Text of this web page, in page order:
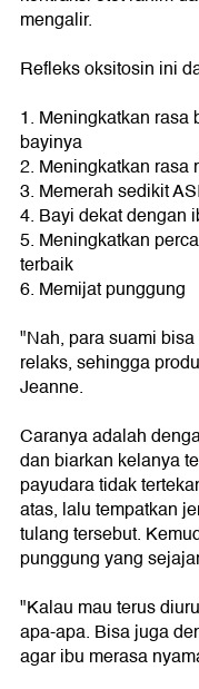
mengalir.
Refleks oksitosin ini
1. Meningkatkan
bayinya
2. Meningkatkan rasa
3. Memerah sedikit
4. Bayi dekat dengan
5. Meningkatkan
terbaik
6. Memijat punggung
"Nah, para suami
relaks, sehingga
Jeanne.
Caranya adalah
dan biarkan kelanya
payudara tidak
atas, lalu tempatkan
tulang tersebut.
punggung yang
"Kalau mau terus
apa-apa. Bisa juga
agar ibu merasa